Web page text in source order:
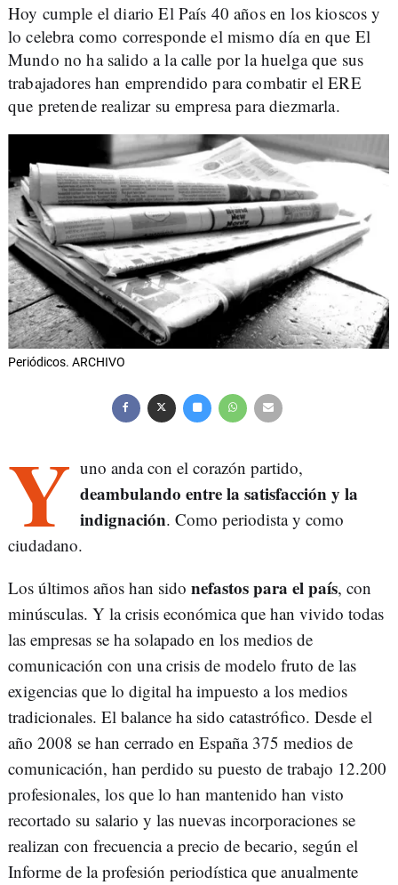
Hoy cumple el diario El País 40 años en los kioscos y
lo celebra como corresponde el mismo día en que El
Mundo no ha salido a la calle por la huelga que sus
trabajadores han emprendido para combatir el ERE
que pretende realizar su empresa para diezmarla.
Periódicos. ARCHIVO
Y uno anda con el corazón partido,
deambulando entre la satisfacción y la
indignación. Como periodista y como
ciudadano.
Los últimos años han sido nefastos para el país, con
minúsculas. Y la crisis económica que han vivido todas
las empresas se ha solapado en los medios de
comunicación con una crisis de modelo fruto de las
exigencias que lo digital ha impuesto a los medios
tradicionales. El balance ha sido catastrófico. Desde el
año 2008 se han cerrado en España 375 medios de
comunicación, han perdido su puesto de trabajo 12.200
profesionales, los que lo han mantenido han visto
recortado su salario y las nuevas incorporaciones se
realizan con frecuencia a precio de becario, según el
Informe de la profesión periodística que anualmente